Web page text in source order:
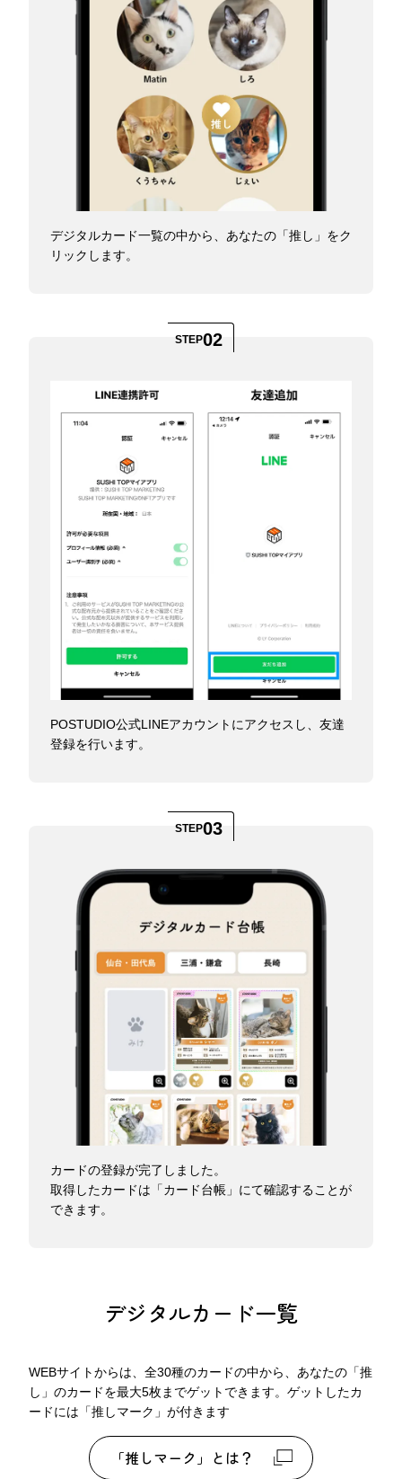
デジタルカード一覧の中から、あなたの「推し」をク
リックします。
STEP02
POSTUDIO公式LINEアカウントにアクセスし、友達
登録を行います。
STEP03
カードの登録が完了しました。
取得したカードは「カード台帳」にて確認することが
できます。
デジタルカード一覧
WEBサイトからは、全30種のカードの中から、あなたの「推
し」のカードを最大5枚までゲットできます。ゲットしたカ
ードには「推しマーク」が付きます
「推しマーク」とは？